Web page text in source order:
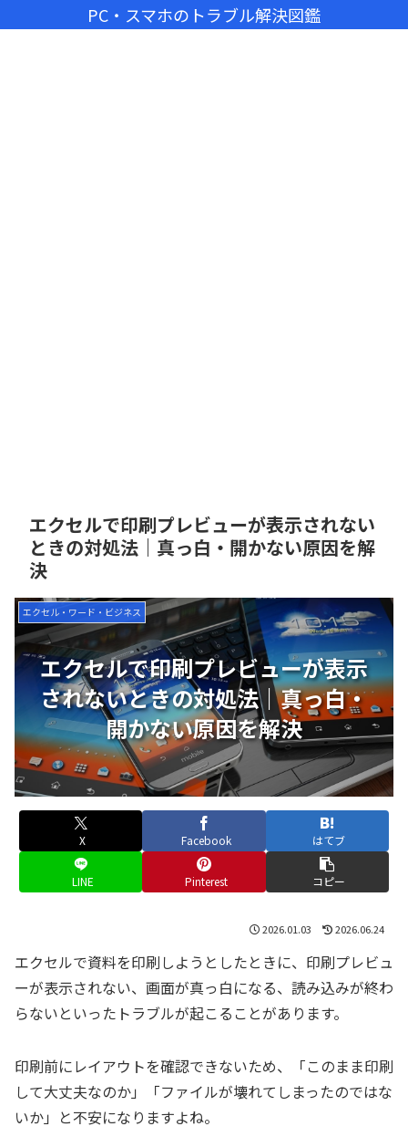
PC・スマホのトラブル解決図鑑
エクセルで印刷プレビューが表示されない
ときの対処法｜真っ白・開かない原因を解
決
エクセルで印刷プレビューが表示
されないときの対処法｜真っ白・
開かない原因を解決
エクセル・ワード・ビジネス
X Facebook はてブ
LINE Pinterest コピー
2026.01.03 2026.06.24
エクセルで資料を印刷しようとしたときに、印刷プレビュ
ーが表示されない、画面が真っ白になる、読み込みが終わ
らないといったトラブルが起こることがあります。
印刷前にレイアウトを確認できないため、「このまま印刷
して大丈夫なのか」「ファイルが壊れてしまったのではな
いか」と不安になりますよね。